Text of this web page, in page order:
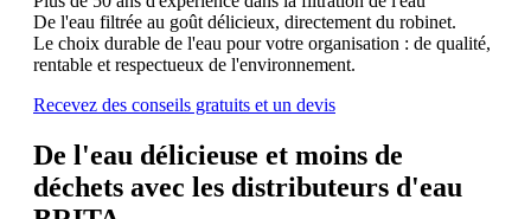
De l'eau filtrée au goût délicieux, directement du robinet.
Le choix durable de l'eau pour votre organisation : de qualité,
rentable et respectueux de l'environnement.
Recevez des conseils gratuits et un devis
De l'eau délicieuse et moins de
déchets avec les distributeurs d'eau